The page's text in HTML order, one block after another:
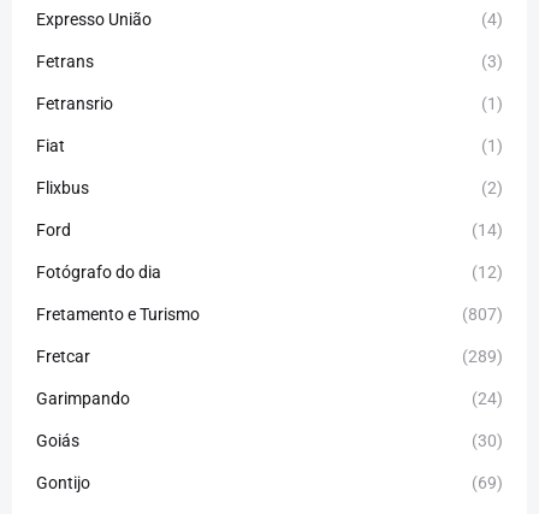
Expresso União (4)
Fetrans (3)
Fetransrio (1)
Fiat (1)
Flixbus (2)
Ford (14)
Fotógrafo do dia (12)
Fretamento e Turismo (807)
Fretcar (289)
Garimpando (24)
Goiás (30)
Gontijo (69)